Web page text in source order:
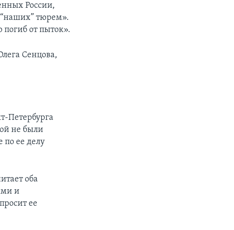
России,
“наших” тюрем».
погиб от пыток».
Сенцова,
Петербурга
не были
ее делу
оба
и
ее